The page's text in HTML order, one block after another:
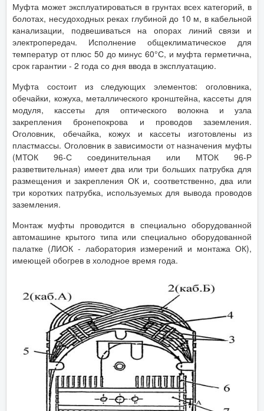
Муфта может эксплуатироваться в грунтах всех категорий, в
болотах, несудоходных реках глубиной до 10 м, в кабельной
канализации, подвешиваться на опорах линий связи и
электропередач. Исполнение общеклиматическое для
температур от плюс 50 до минус 60°С, и муфта герметична,
срок гарантии - 2 года со дня ввода в эксплуатацию.
Муфта состоит из следующих элементов: оголовника,
обечайки, кожуха, металлического кронштейна, кассеты для
модуля, кассеты для оптического волокна и узла
закрепления бронепокрова и проводов заземления.
Оголовник, обечайка, кожух и кассеты изготовлены из
пластмассы. Оголовник в зависимости от назначения муфты
(МТОК 96-С соединительная или МТОК 96-Р
разветвительная) имеет два или три больших патрубка для
размещения и закрепления ОК и, соответственно, два или
три коротких патрубка, используемых для вывода проводов
заземления.
Монтаж муфты проводится в специально оборудованной
автомашине крытого типа или специально оборудованной
палатке (ЛИОК - лаборатория измерений и монтажа ОК),
имеющей обогрев в холодное время года.